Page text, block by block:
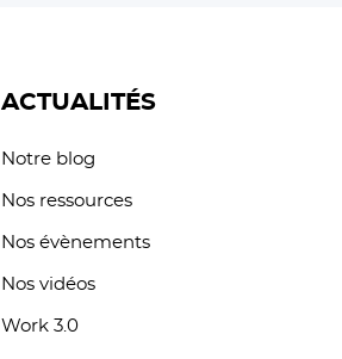
ACTUALITÉS
Notre blog
Nos ressources
Nos évènements
Nos vidéos
Work 3.0